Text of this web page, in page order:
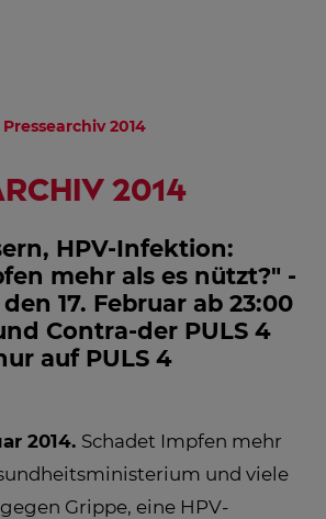
Pressearchiv 2014
2014
HPV-Infektion:
mehr als es nützt?" -
17. Februar ab 23:00
Contra-der PULS 4
auf PULS 4
2014. Schadet Impfen mehr
und viele
Grippe, eine HPV-